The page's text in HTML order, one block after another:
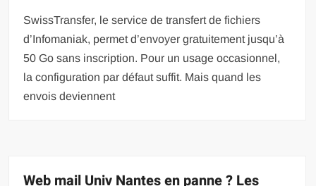
SwissTransfer, le service de transfert de fichiers
d’Infomaniak, permet d’envoyer gratuitement jusqu’à
50 Go sans inscription. Pour un usage occasionnel,
la configuration par défaut suffit. Mais quand les
envois deviennent
Web mail Univ Nantes en panne ? Les